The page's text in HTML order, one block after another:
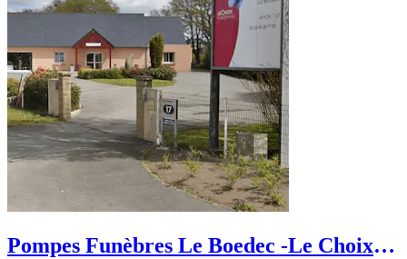
Pompes Funèbres Le Boedec -Le Choix